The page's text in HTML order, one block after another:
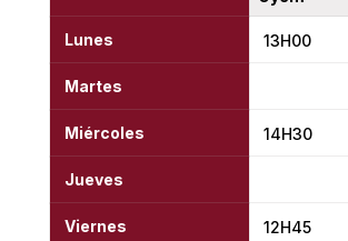
Lunes
Martes
Miércoles
Jueves
Viernes
13H00
14H30
12H45